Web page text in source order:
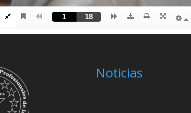
Noticias